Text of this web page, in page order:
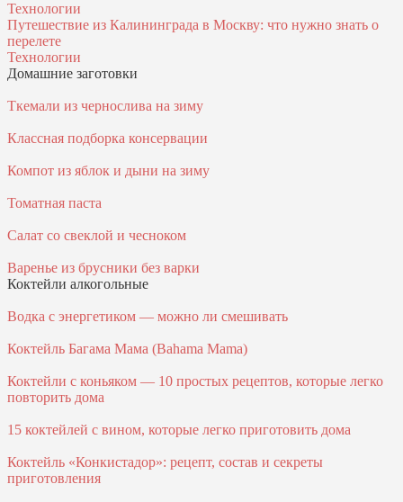
Технологии
Путешествие из Калининграда в Москву: что нужно знать о
перелете
Технологии
Домашние заготовки
Ткемали из чернослива на зиму
Классная подборка консервации
Компот из яблок и дыни на зиму
Томатная паста
Салат со свеклой и чесноком
Варенье из брусники без варки
Коктейли алкогольные
Водка с энергетиком — можно ли смешивать
Коктейль Багама Мама (Bahama Mama)
Коктейли с коньяком — 10 простых рецептов, которые легко
повторить дома
15 коктейлей с вином, которые легко приготовить дома
Коктейль «Конкистадор»: рецепт, состав и секреты
приготовления